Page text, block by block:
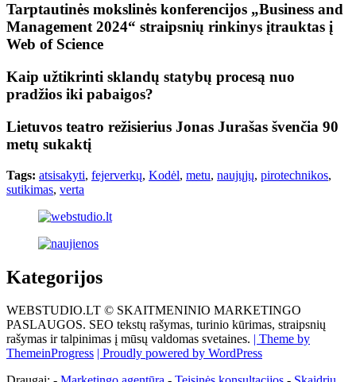
Tarptautinės mokslinės konferencijos „Business and
Management 2024“ straipsnių rinkinys įtrauktas į
Web of Science
Kaip užtikrinti sklandų statybų procesą nuo
pradžios iki pabaigos?
Lietuvos teatro režisierius Jonas Jurašas švenčia 90
metų sukaktį
Tags: atsisakyti, fejerverkų, Kodėl, metu, naujųjų, pirotechnikos,
sutikimas, verta
Kategorijos
WEBSTUDIO.LT © SKAITMENINIO MARKETINGO
PASLAUGOS. SEO tekstų rašymas, turinio kūrimas, straipsnių
rašymas ir talpinimas į mūsų valdomas svetaines. | Theme by
ThemeinProgress | Proudly powered by WordPress